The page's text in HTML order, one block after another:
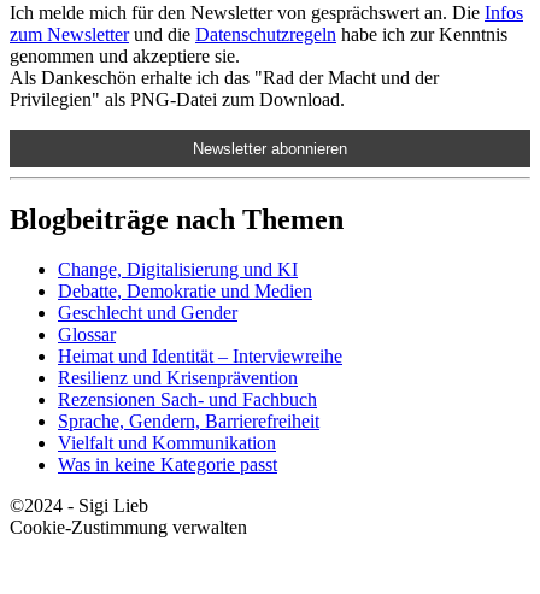
Ich melde mich für den Newsletter von gesprächswert an. Die Infos
zum Newsletterund die Datenschutzregeln habe ich zur Kenntnis
genommen und akzeptiere sie.
Als Dankeschön erhalte ich das "Rad der Macht und der
Privilegien" als PNG-Datei zum Download.
Blogbeiträge nach Themen
Change, Digitalisierung und KI
Debatte, Demokratie und Medien
Geschlecht und Gender
Glossar
Heimat und Identität – Interviewreihe
Resilienz und Krisenprävention
Rezensionen Sach- und Fachbuch
Sprache, Gendern, Barrierefreiheit
Vielfalt und Kommunikation
Was in keine Kategorie passt
©2024 - Sigi Lieb
Cookie-Zustimmung verwalten